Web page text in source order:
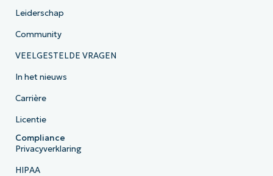
Leiderschap
Community
VEELGESTELDE VRAGEN
In het nieuws
Carrière
Licentie
Compliance
Privacyverklaring
HIPAA